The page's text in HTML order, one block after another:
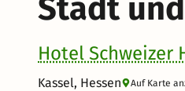
Stadt
Hotel Schweizer
Kassel, Hessen Auf Karte